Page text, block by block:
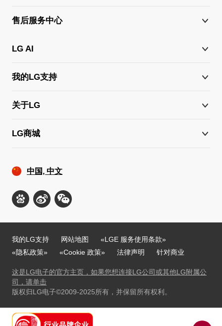
售后服务中心
LG AI
我的LG支持
关于LG
LG商城
中国, 中文
我的LG支持 网站地图
«LGE 服务使用条款»
«隐私政策»
«Cookie 政策» 法律声明 针对商业
这是LG电子的官方主页，如果您想连接LG公司或其他LG附属公
司，请单击
版权归LG电子©2009-2025所有，并保留所有权利。